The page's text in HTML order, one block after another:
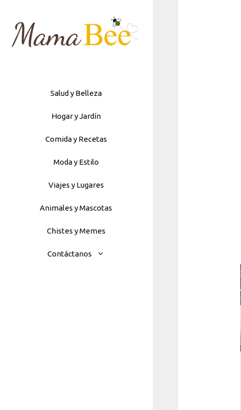
Salud y Belleza
Hogar y Jardín
Comida y Recetas
Moda y Estilo
Viajes y Lugares
Animales y Mascotas
Chistes y Memes
Contáctanos